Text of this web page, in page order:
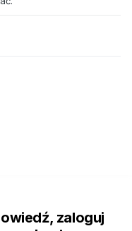
zaloguj